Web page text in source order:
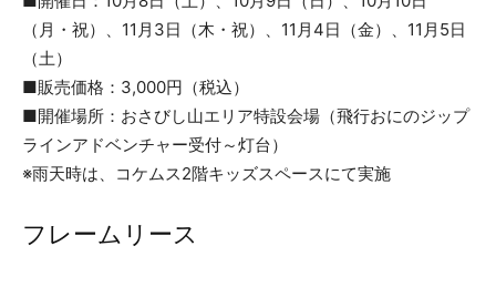
（月・祝）、11月3日（木・祝）、11月4日（金）、11月5日
（土）
■販売価格：3,000円（税込）
■開催場所：おさびし山エリア特設会場（飛行おにのジップ
ラインアドベンチャー受付～灯台）
※雨天時は、コケムス2階キッズスペースにて実施
フレームリース